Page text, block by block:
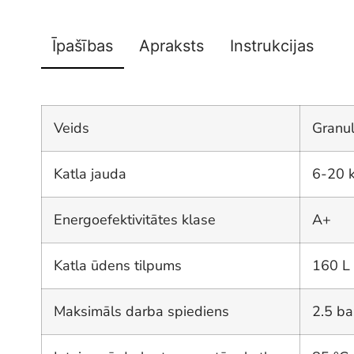
Īpašības Apraksts Instrukcijas
Veids
Katla jauda 6-20
Energoefektivitātes klase A+
Katla ūdens tilpums 160 L
Maksimāls darba spiediens 2.5